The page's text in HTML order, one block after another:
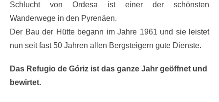
Schlucht von Ordesa ist einer der schönsten
Wanderwege in den Pyrenäen.
Der Bau der Hütte begann im Jahre 1961 und sie leistet
nun seit fast 50 Jahren allen Bergsteigern gute Dienste.
Das Refugio de Góriz ist das ganze Jahr geöffnet und
bewirtet.